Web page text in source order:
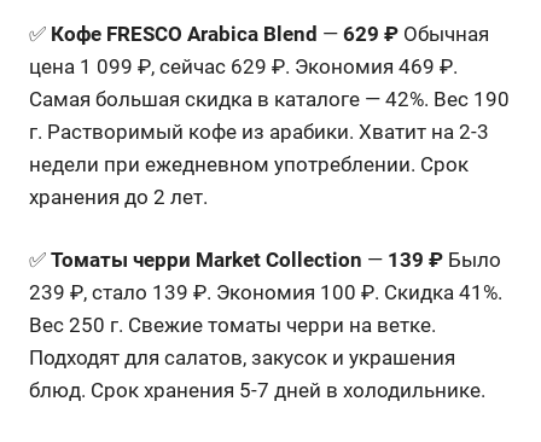
✅ Кофе FRESCO Arabica Blend — 629 ₽ Обычная
цена 1 099 ₽, сейчас 629 ₽. Экономия 469 ₽.
Самая большая скидка в каталоге — 42%. Вес 190
г. Растворимый кофе из арабики. Хватит на 2-3
недели при ежедневном употреблении. Срок
хранения до 2 лет.
✅ Томаты черри Market Collection — 139 ₽ Было
239 ₽, стало 139 ₽. Экономия 100 ₽. Скидка 41%.
Вес 250 г. Свежие томаты черри на ветке.
Подходят для салатов, закусок и украшения
блюд. Срок хранения 5-7 дней в холодильнике.